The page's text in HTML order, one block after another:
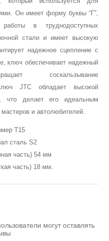
и ЗУ
Он имеет форму буквы “Г”,
в труднодоступных
стали и имеет высокую
надежное сцепление с
ключ обеспечивает надежный
соскальзывание
JTC обладает высокой
что делает его идеальным
и автолюбителей.
Т15
сталь S2
часть) 54 мм
часть) 18 мм.
могут оставлять